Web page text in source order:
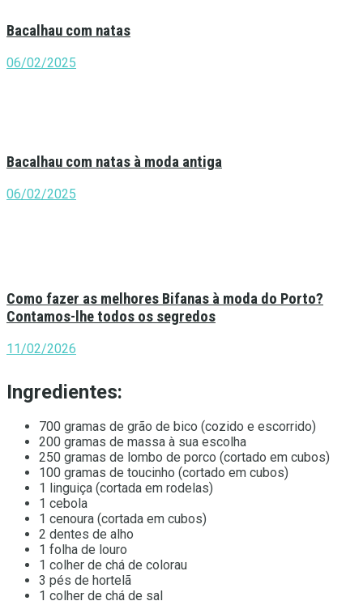
Bacalhau com natas
06/02/2025
Bacalhau com natas à moda antiga
06/02/2025
Como fazer as melhores Bifanas à moda do Porto?
Contamos-lhe todos os segredos
11/02/2026
Ingredientes:
700 gramas de grão de bico (cozido e escorrido)
200 gramas de massa à sua escolha
250 gramas de lombo de porco (cortado em cubos)
100 gramas de toucinho (cortado em cubos)
1 linguiça (cortada em rodelas)
1 cebola
1 cenoura (cortada em cubos)
2 dentes de alho
1 folha de louro
1 colher de chá de colorau
3 pés de hortelã
1 colher de chá de sal